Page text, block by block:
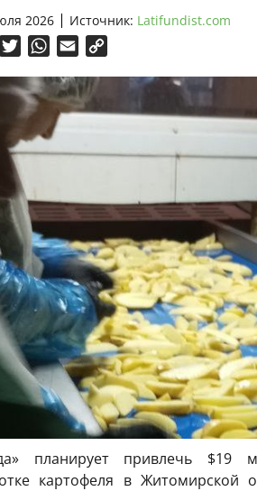
2026 Источник: Latifundist.com
LinkedInTwitterWhatsApp
Email
планирует привлечь $19
картофеля в Житомирской